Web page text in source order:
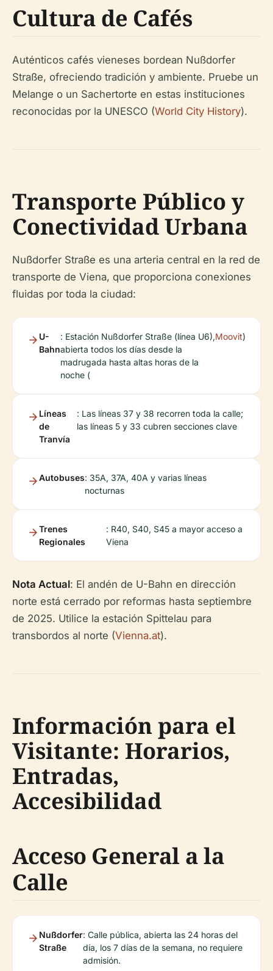
Cultura de Cafés
Auténticos cafés vieneses bordean Nußdorfer
Straße, ofreciendo tradición y ambiente. Pruebe un
Melange o un Sachertorte en estas instituciones
reconocidas por la UNESCO (World City History).
Transporte Público y
Conectividad Urbana
Nußdorfer Straße es una arteria central en la red de
transporte de Viena, que proporciona conexiones
fluidas por toda la ciudad:
U-
Bahn
: Estación Nußdorfer Straße (línea U6),
abierta todos los días desde la
madrugada hasta altas horas de la
noche (
Moovit)
Líneas
de
Tranvía
: Las líneas 37 y 38 recorren toda la calle;
las líneas 5 y 33 cubren secciones clave
Autobuses: 35A, 37A, 40A y varias líneas
nocturnas
Trenes
Regionales
: R40, S40, S45 a mayor acceso a
Viena
Nota Actual: El andén de U-Bahn en dirección
norte está cerrado por reformas hasta septiembre
de 2025. Utilice la estación Spittelau para
transbordos al norte (Vienna.at).
Información para el
Visitante: Horarios,
Entradas,
Accesibilidad
Acceso General a la
Calle
Nußdorfer
Straße
: Calle pública, abierta las 24 horas del
día, los 7 días de la semana, no requiere
admisión.